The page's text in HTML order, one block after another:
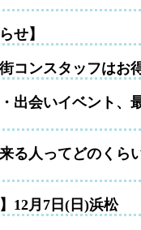
せ】
コンスタッフはお
出会いイベント、
る人ってどのくら
12月7日(日)浜松